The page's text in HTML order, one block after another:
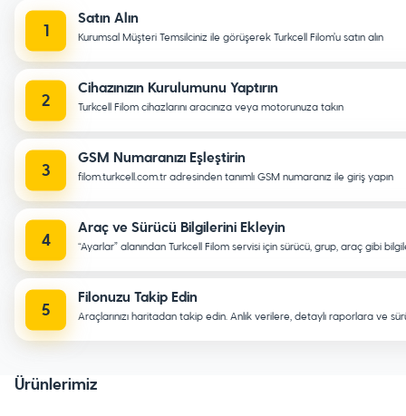
Satın Alın
Kurumsal Müşteri Temsilciniz ile görüşerek Turkcell Filom’u satın alın
Cihazınızın Kurulumunu Yaptırın
Turkcell Filom cihazlarını aracınıza veya motorunuza takın
GSM Numaranızı Eşleştirin
filom.turkcell.com.tr adresinden tanımlı GSM numaranız ile giriş yapın
Araç ve Sürücü Bilgilerini Ekleyin
“Ayarlar” alanından Turkcell Filom servisi için sürücü, grup, araç gibi
Filonuzu Takip Edin
Araçlarınızı haritadan takip edin. Anlık verilere, detaylı raporlara ve
Ürünlerimiz